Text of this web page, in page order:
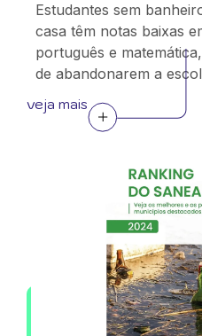
Estudantes sem
casa têm notas baixas
português e
de abandonarem a
veja mais